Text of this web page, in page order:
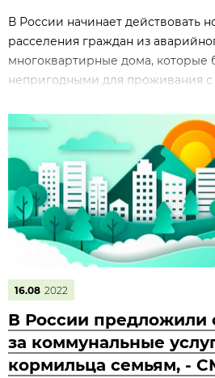
В России начинает действовать
расселения граждан из
многоквартирные дома, которые
непригодными для проживания с
16.08 2022
В России предложили
за коммунальные
кормильца семьям, -